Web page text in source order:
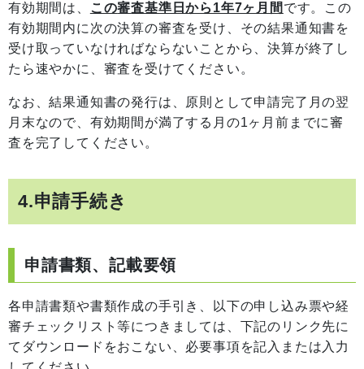
有効期間は、 この審査基準日から1年7ヶ月間 です。この
有効期間内に次の決算の審査を受け、その結果通知書を
受け取っていなければならないことから、決算が終了し
たら速やかに、審査を受けてください。
なお、結果通知書の発行は、原則として申請完了月の翌
月末なので、有効期間が満了する月の1ヶ月前までに審
査を完了してください。
4.申請手続き
申請書類、記載要領
各申請書類や書類作成の手引き、以下の申し込み票や経
審チェックリスト等につきましては、下記のリンク先に
てダウンロードをおこない、必要事項を記入または入力